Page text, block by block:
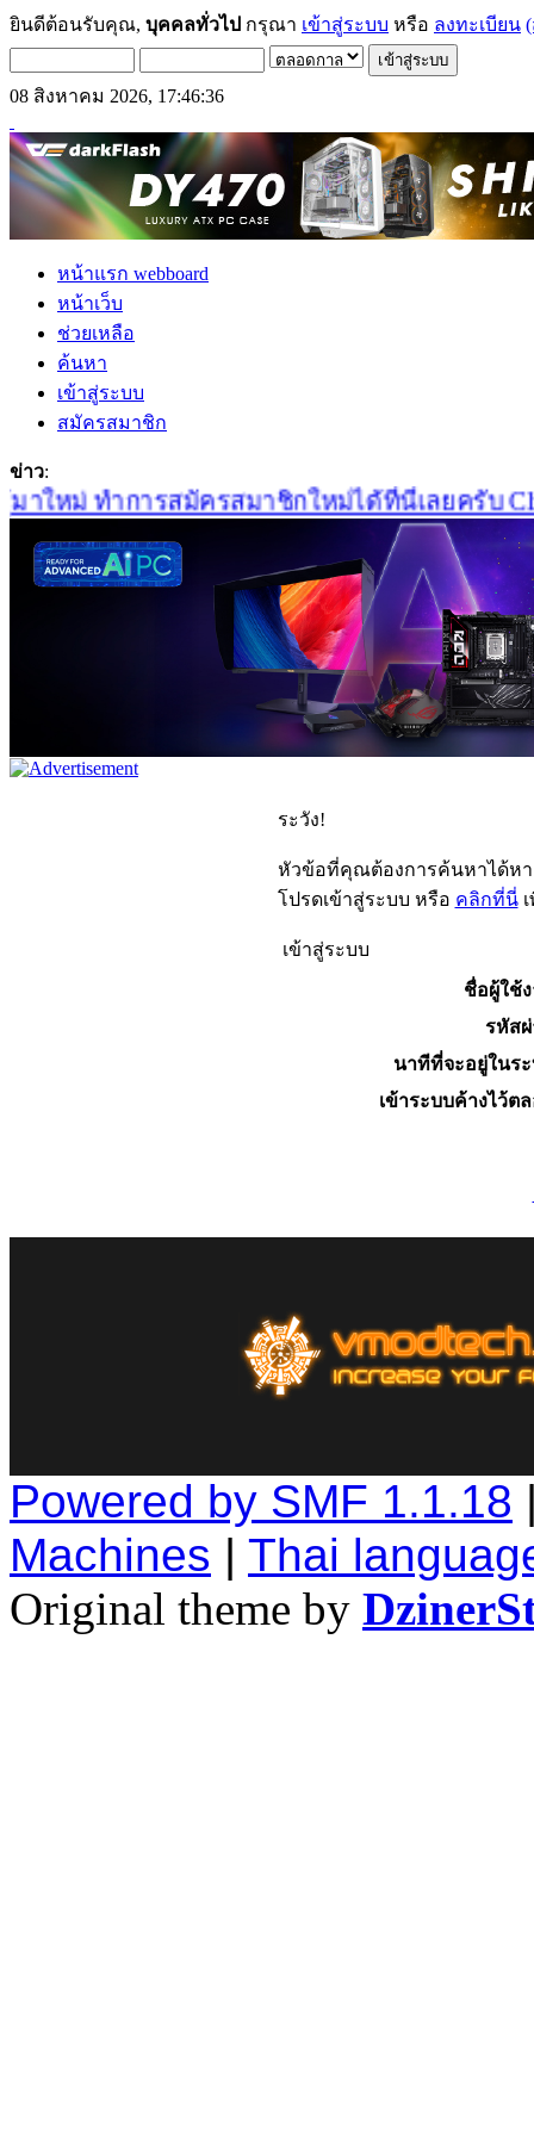
ยินดีต้อนรับคุณ, บุคคลทั่วไป กรุณา เข้าสู่ระบบ หรือ ลงทะเบียน
08 สิงหาคม 2026, 17:46:36
หน้าแรก webboard
หน้าเว็บ
ช่วยเหลือ
ค้นหา
เข้าสู่ระบบ
สมัครสมาชิก
ข่าว:
ใหม่ ทำการสมัครสมาชิกใหม่ได้ที่นี่เลยครับ
ระวัง!
หัวข้อที่คุณต้องการค้นหาได้ห
โปรดเข้าสู่ระบบ หรือ คลิกที่นี่เ
เข้าสู่ระบบ
ชื่อผู้ใช้
รหัส
นาทีที่จะอยู่ในร
เข้าระบบค้างไว้ต
Powered by SMF 1.1.18
Machines | Thai
Original theme by